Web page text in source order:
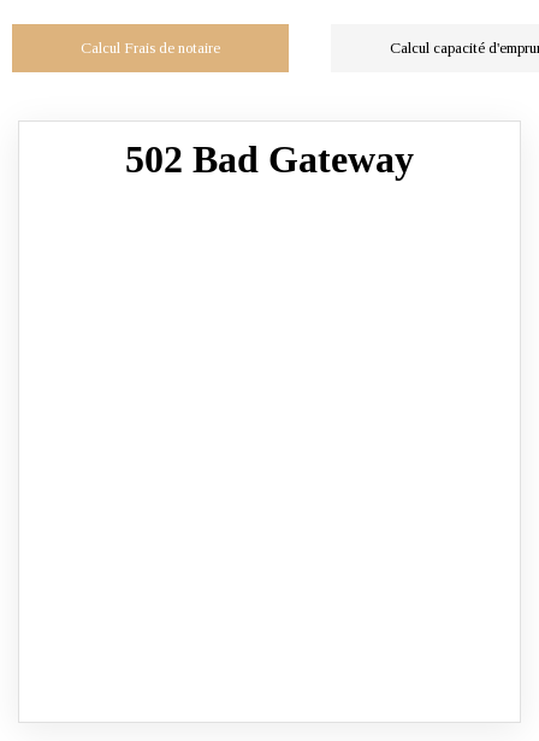
Calcul Frais de notaire Calcul capacité